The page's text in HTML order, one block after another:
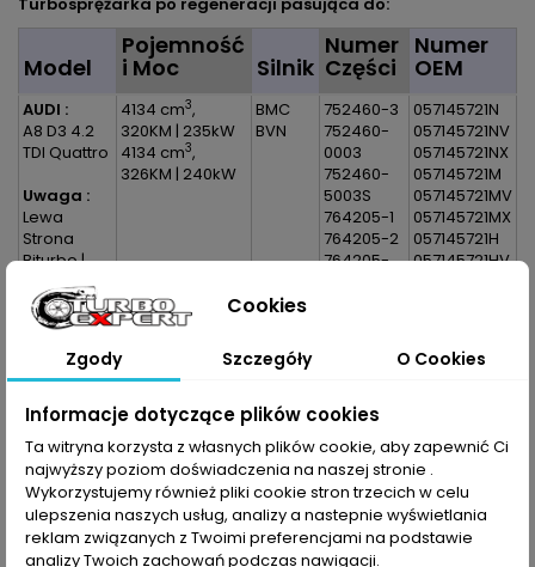
Model
Pojemność
i Moc Silnik
Numer
Części
Numer
OEM
AUDI :
A8 D3 4.2
TDI Quattro
Uwaga :
Lewa
Strona
Biturbo |
TwinTurbo
4134 cm3,
320KM | 235kW
4134 cm3,
326KM | 240kW
BMC
BVN
752460-3
752460-
0003
752460-
5003S
764205-1
764205-2
764205-
5002
5001S
764205-
5002S
765313-2
765313-
0002
057145721N
057145721NV
057145721NX
057145721M
057145721MV
057145721MX
057145721H
057145721HV
Cookies
Zgody Szczegóły O Cookies
Informacje dotyczące plików cookies
Ta witryna korzysta z własnych plików cookie, aby zapewnić Ci
najwyższy poziom doświadczenia na naszej stronie .
Wykorzystujemy również pliki cookie stron trzecich w celu
ulepszenia naszych usług, analizy a nastepnie wyświetlania
reklam związanych z Twoimi preferencjami na podstawie
analizy Twoich zachowań podczas nawigacji.